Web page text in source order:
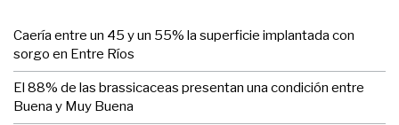
Caería entre un 45 y un 55% la superficie implantada con
sorgo en Entre Ríos
El 88% de las brassicaceas presentan una condición entre
Buena y Muy Buena